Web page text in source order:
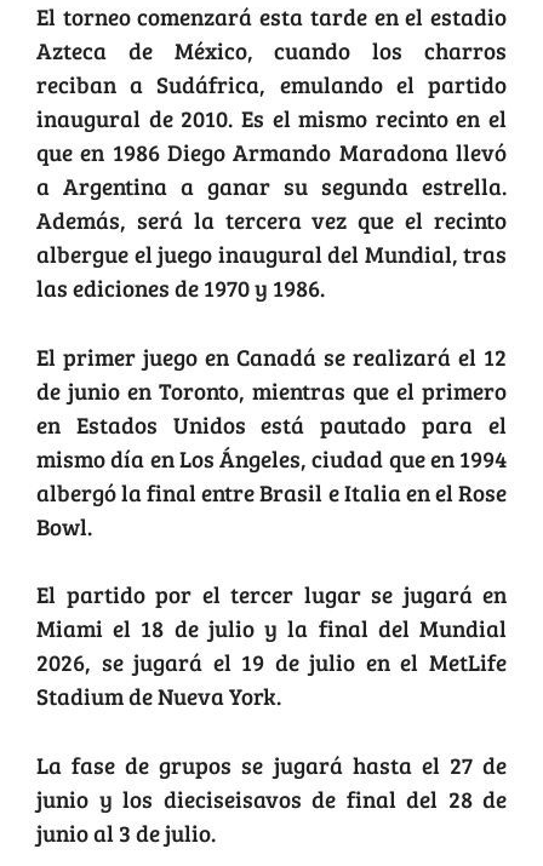
El torneo comenzará esta tarde en el estadio
Azteca de México, cuando los charros
reciban a Sudáfrica, emulando el partido
inaugural de 2010. Es el mismo recinto en el
que en 1986 Diego Armando Maradona llevó
a Argentina a ganar su segunda estrella.
Además, será la tercera vez que el recinto
albergue el juego inaugural del Mundial, tras
las ediciones de 1970 y 1986.
El primer juego en Canadá se realizará el 12
de junio en Toronto, mientras que el primero
en Estados Unidos está pautado para el
mismo día en Los Ángeles, ciudad que en 1994
albergó la final entre Brasil e Italia en el Rose
Bowl.
El partido por el tercer lugar se jugará en
Miami el 18 de julio y la final del Mundial
2026, se jugará el 19 de julio en el MetLife
Stadium de Nueva York.
La fase de grupos se jugará hasta el 27 de
junio y los dieciseisavos de final del 28 de
junio al 3 de julio.